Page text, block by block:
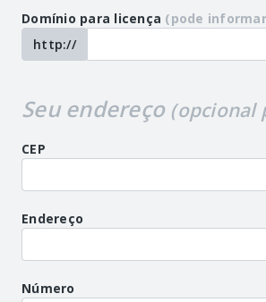
Domínio para licença (pode
http://
Seu endereço (opcional
CEP
Endereço
Número